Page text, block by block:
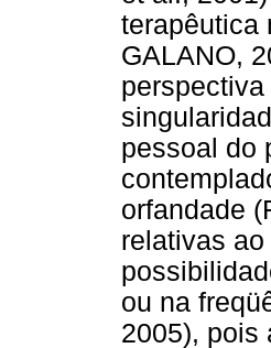
terapêutica
GALANO,
pessoal do
orfandade
relativas
ou na
2005), pois